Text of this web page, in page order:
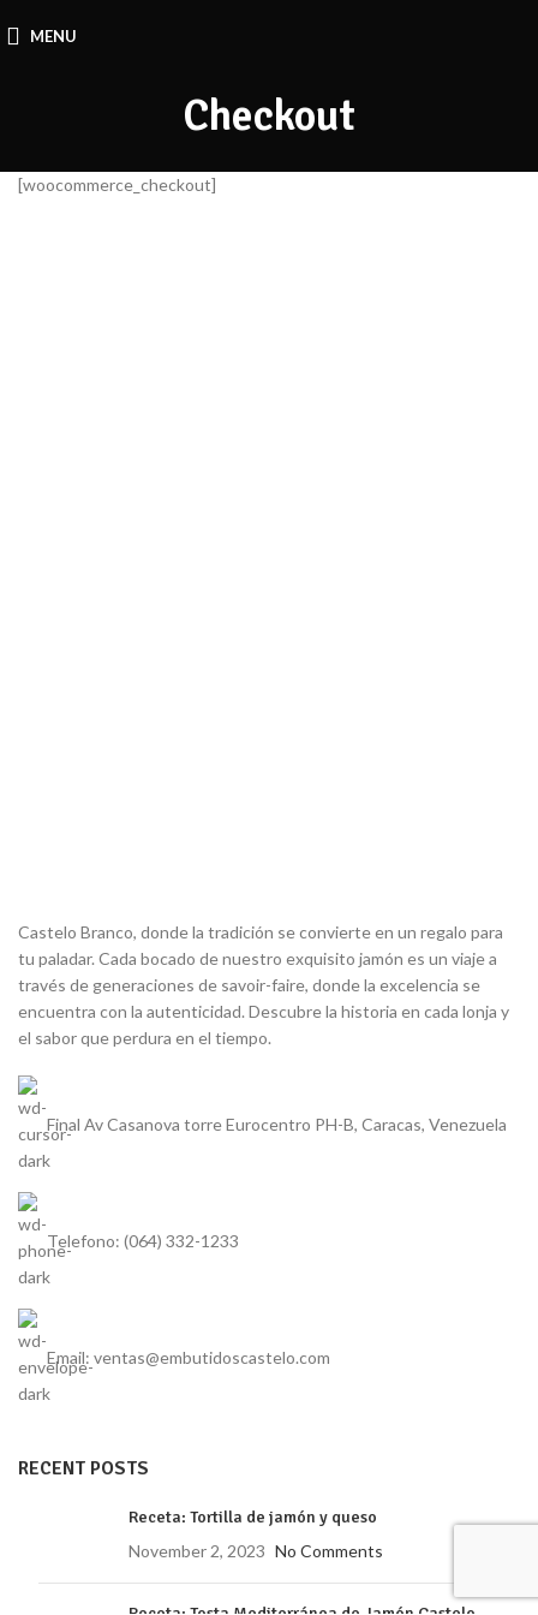
MENU
Checkout
[woocommerce_checkout]
Castelo Branco, donde la tradición se convierte en un regalo para
tu paladar. Cada bocado de nuestro exquisito jamón es un viaje a
través de generaciones de savoir-faire, donde la excelencia se
encuentra con la autenticidad. Descubre la historia en cada lonja y
el sabor que perdura en el tiempo.
Final Av Casanova torre Eurocentro PH-B, Caracas, Venezuela
Telefono: (064) 332-1233
Email: ventas@embutidoscastelo.com
RECENT POSTS
Receta: Tortilla de jamón y queso
November 2, 2023 No Comments